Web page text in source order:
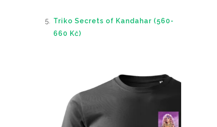
Triko Secrets of Kandahar (560-
660 Kč)